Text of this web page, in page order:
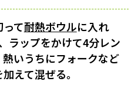
て耐熱ボウルに入れ
ラップをかけて4分レン
いうちにフォークなど
えて混ぜる。